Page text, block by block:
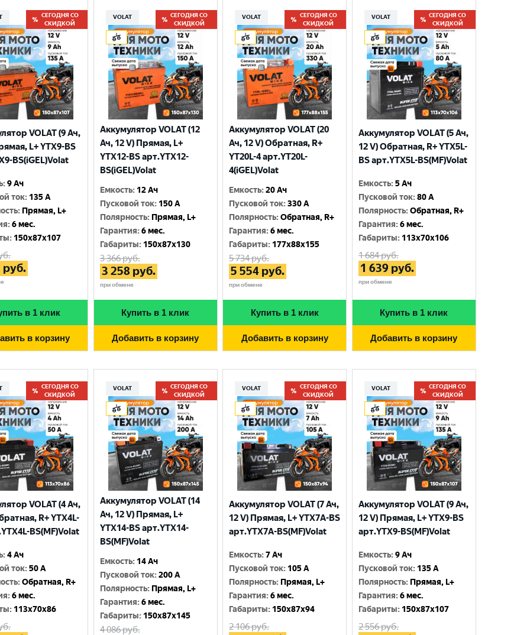
СЕГОДНЯ СО
СКИДКОЙ
VOLAT (9 Ач,
L+ YTX9-BS
BS(iGEL)Volat
:9 Ач
ток: 135 A
: Прямая, L+
:6 мес.
: 150x87x107
руб.
в 1 клик
в корзину
VOLAT
СЕГОДНЯ СО
СКИДКОЙ
Аккумулятор VOLAT (12
Ач, 12 V) Прямая, L+
YTX12-BS арт.YTX12-
BS(iGEL)Volat
Емкость: 12 Ач
Пусковой ток: 150 A
Полярность: Прямая, L+
Гарантия:6 мес.
Габариты: 150x87x130
3 366руб.
3 258 руб.
при обмене
Купить в 1 клик
Добавить в корзину
VOLAT
СЕГОДНЯ СО
СКИДКОЙ
Аккумулятор VOLAT (20
Ач, 12 V) Обратная, R+
YT20L-4 арт.YT20L-
4(iGEL)Volat
Емкость:20 Ач
Пусковой ток:330 A
Полярность:Обратная, R+
Гарантия:6 мес.
Габариты: 177x88x155
5 734руб.
5 554 руб.
при обмене
Купить в 1 клик
Добавить в корзину
VOLAT
СЕГОДНЯ СО
СКИДКОЙ
Аккумулятор VOLAT (5 Ач,
12 V) Обратная, R+ YTX5L-
BS арт.YTX5L-BS(MF)Volat
Емкость:5 Ач
Пусковой ток:80 A
Полярность:Обратная, R+
Гарантия:6 мес.
Габариты: 113x70x106
1 684руб.
1 639 руб.
при обмене
Купить в 1 клик
Добавить в корзину
СЕГОДНЯ СО
СКИДКОЙ
VOLAT (4 Ач,
R+ YTX4L-
BS(MF)Volat
:4 Ач
ток:50 A
:Обратная, R+
:6 мес.
: 113x70x86
VOLAT
СЕГОДНЯ СО
СКИДКОЙ
Аккумулятор VOLAT (14
Ач, 12 V) Прямая, L+
YTX14-BS арт.YTX14-
BS(MF)Volat
Емкость: 14 Ач
Пусковой ток:200 A
Полярность: Прямая, L+
Гарантия:6 мес.
Габариты: 150x87x145
4 086руб.
VOLAT
СЕГОДНЯ СО
СКИДКОЙ
Аккумулятор VOLAT (7 Ач,
12 V) Прямая, L+ YTX7A-BS
арт.YTX7A-BS(MF)Volat
Емкость:7 Ач
Пусковой ток: 105 A
Полярность: Прямая, L+
Гарантия:6 мес.
Габариты: 150x87x94
2 106руб.
VOLAT
СЕГОДНЯ СО
СКИДКОЙ
Аккумулятор VOLAT (9 Ач,
12 V) Прямая, L+ YTX9-BS
арт.YTX9-BS(MF)Volat
Емкость:9 Ач
Пусковой ток: 135 A
Полярность: Прямая, L+
Гарантия:6 мес.
Габариты: 150x87x107
2 556руб.